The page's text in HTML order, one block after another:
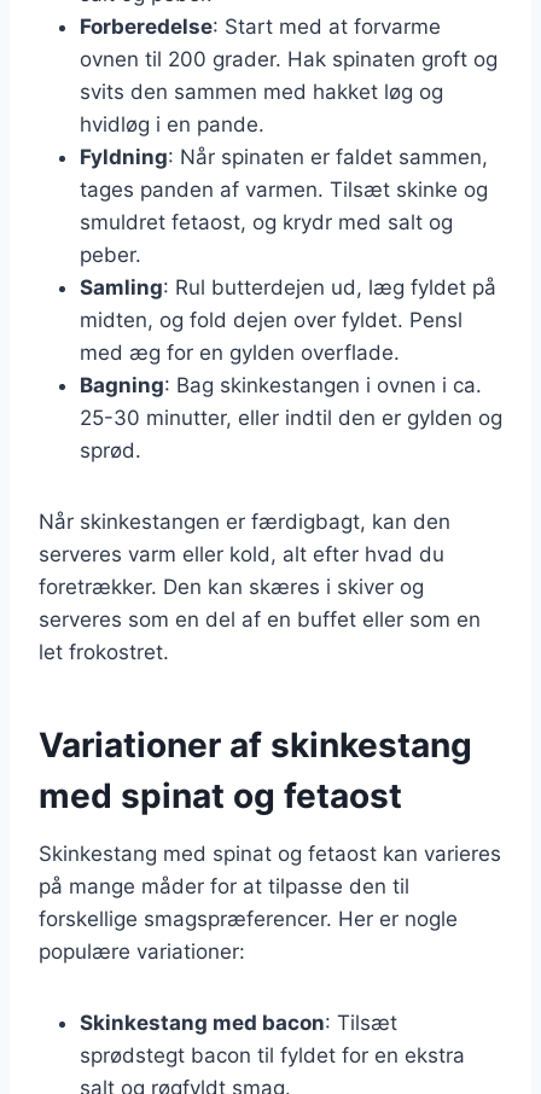
Forberedelse: Start med at forvarme
ovnen til 200 grader. Hak spinaten groft og
svits den sammen med hakket løg og
hvidløg i en pande.
Fyldning: Når spinaten er faldet sammen,
tages panden af varmen. Tilsæt skinke og
smuldret fetaost, og krydr med salt og
peber.
Samling: Rul butterdejen ud, læg fyldet på
midten, og fold dejen over fyldet. Pensl
med æg for en gylden overflade.
Bagning: Bag skinkestangen i ovnen i ca.
25-30 minutter, eller indtil den er gylden og
sprød.
Når skinkestangen er færdigbagt, kan den
serveres varm eller kold, alt efter hvad du
foretrækker. Den kan skæres i skiver og
serveres som en del af en buffet eller som en
let frokostret.
Variationer af skinkestang
med spinat og fetaost
Skinkestang med spinat og fetaost kan varieres
på mange måder for at tilpasse den til
forskellige smagspræferencer. Her er nogle
populære variationer:
Skinkestang med bacon: Tilsæt
sprødstegt bacon til fyldet for en ekstra
salt og røgfyldt smag.